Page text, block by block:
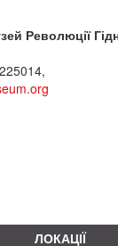
Революції
ЛОКАЦІЇ